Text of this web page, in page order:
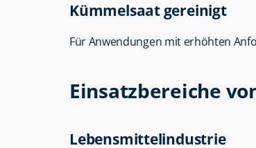
Kümmelsaat gereinigt
Für Anwendungen mit erhöhten
Einsatzbereiche
Lebensmittelindustrie